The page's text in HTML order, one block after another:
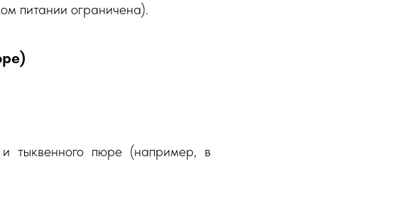
питании ограничена).
и тыквенного пюре (например, в